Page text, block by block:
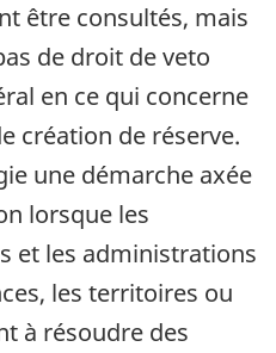
être consultés, mais
de droit de veto
en ce qui concerne
création de réserve.
une démarche axée
lorsque les
et les administrations
les territoires ou
à résoudre des